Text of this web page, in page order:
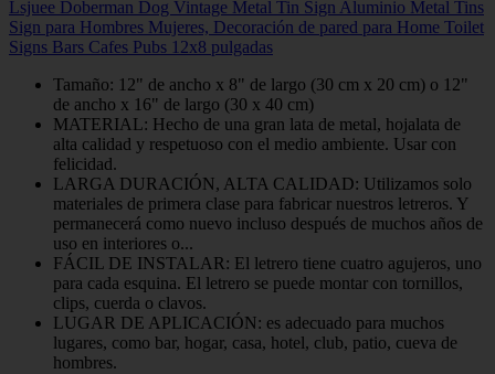
Lsjuee Doberman Dog Vintage Metal Tin Sign Aluminio Metal Tins
Sign para Hombres Mujeres, Decoración de pared para Home Toilet
Signs Bars Cafes Pubs 12x8 pulgadas
Tamaño: 12" de ancho x 8" de largo (30 cm x 20 cm) o 12"
de ancho x 16" de largo (30 x 40 cm)
MATERIAL: Hecho de una gran lata de metal, hojalata de
alta calidad y respetuoso con el medio ambiente. Usar con
felicidad.
LARGA DURACIÓN, ALTA CALIDAD: Utilizamos solo
materiales de primera clase para fabricar nuestros letreros. Y
permanecerá como nuevo incluso después de muchos años de
uso en interiores o...
FÁCIL DE INSTALAR: El letrero tiene cuatro agujeros, uno
para cada esquina. El letrero se puede montar con tornillos,
clips, cuerda o clavos.
LUGAR DE APLICACIÓN: es adecuado para muchos
lugares, como bar, hogar, casa, hotel, club, patio, cueva de
hombres.